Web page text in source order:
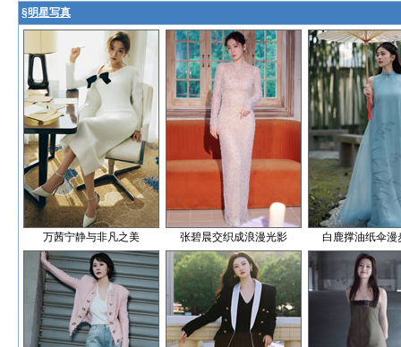
§明星写真
万茜宁静与非凡之美 张碧晨交织成浪漫光影 白鹿撑油纸伞漫